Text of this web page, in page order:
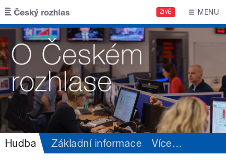
Přejít k hlavnímu obsahu
ŽIVĚ MENU
Hudba Základní informace Více…